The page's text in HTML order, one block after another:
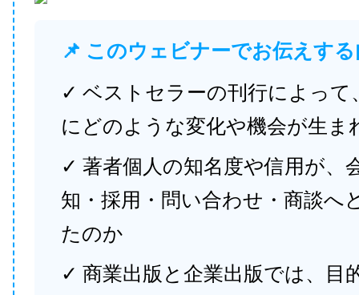
📌 このウェビナーでお伝えす
✓ ベストセラーの刊行によって
にどのような変化や機会が生ま
✓ 著者個人の知名度や信用が、
知・採用・問い合わせ・商談へ
たのか
✓ 商業出版と企業出版では、目